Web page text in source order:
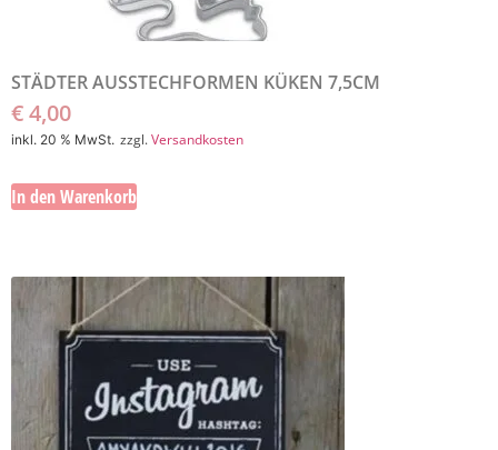
STÄDTER AUSSTECHFORMEN KÜKEN 7,5CM
€4,00
inkl. 20 % MwSt. zzgl.Versandkosten
In den Warenkorb